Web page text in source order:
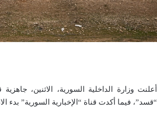
أعلنت وزارة الداخلية السورية، الاثنين،
“قسد”، فيما أكدت قناة “الإخبارية السورية”